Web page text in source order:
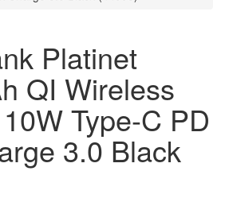
Platinet
QI Wireless
Type-C PD
3.0 Black